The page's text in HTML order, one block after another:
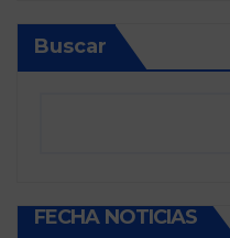
Buscar
FECHA NOTICIAS